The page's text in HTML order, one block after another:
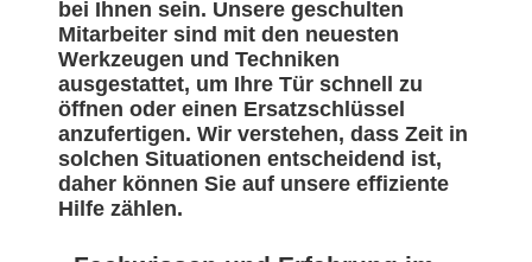
bei Ihnen sein. Unsere geschulten
Mitarbeiter sind mit den neuesten
Werkzeugen und Techniken
ausgestattet, um Ihre Tür schnell zu
öffnen oder einen Ersatzschlüssel
anzufertigen. Wir verstehen, dass Zeit in
solchen Situationen entscheidend ist,
daher können Sie auf unsere effiziente
Hilfe zählen.